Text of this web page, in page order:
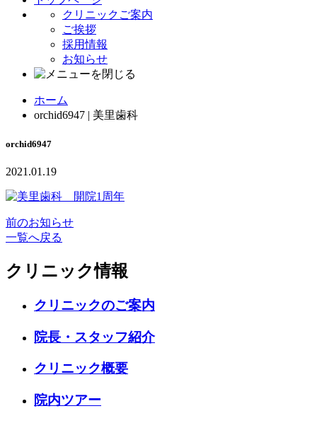
クリニックご案内
ご挨拶
採用情報
お知らせ
ホーム
orchid6947 | 美里歯科
orchid6947
2021.01.19
前のお知らせ
一覧へ戻る
クリニック情報
クリニックのご案内
院長・スタッフ紹介
クリニック概要
院内ツアー